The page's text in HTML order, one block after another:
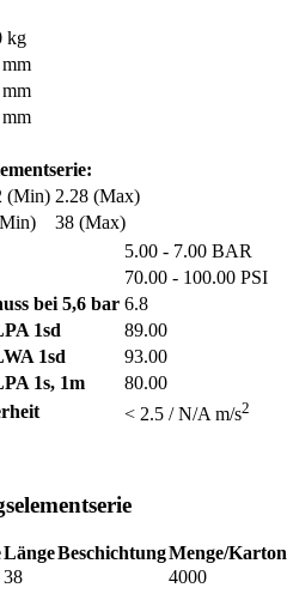
kg
(Min) 2.28 (Max)
38 (Max)
5.00 - 7.00 BAR
70.00 - 100.00 PSI
bei 5,6 bar 6.8
1sd
89.00
1sd
93.00
1s, 1m
80.00
< 2.5 / N/A m/s2
LängeBeschichtungMenge/Karton
38 4000